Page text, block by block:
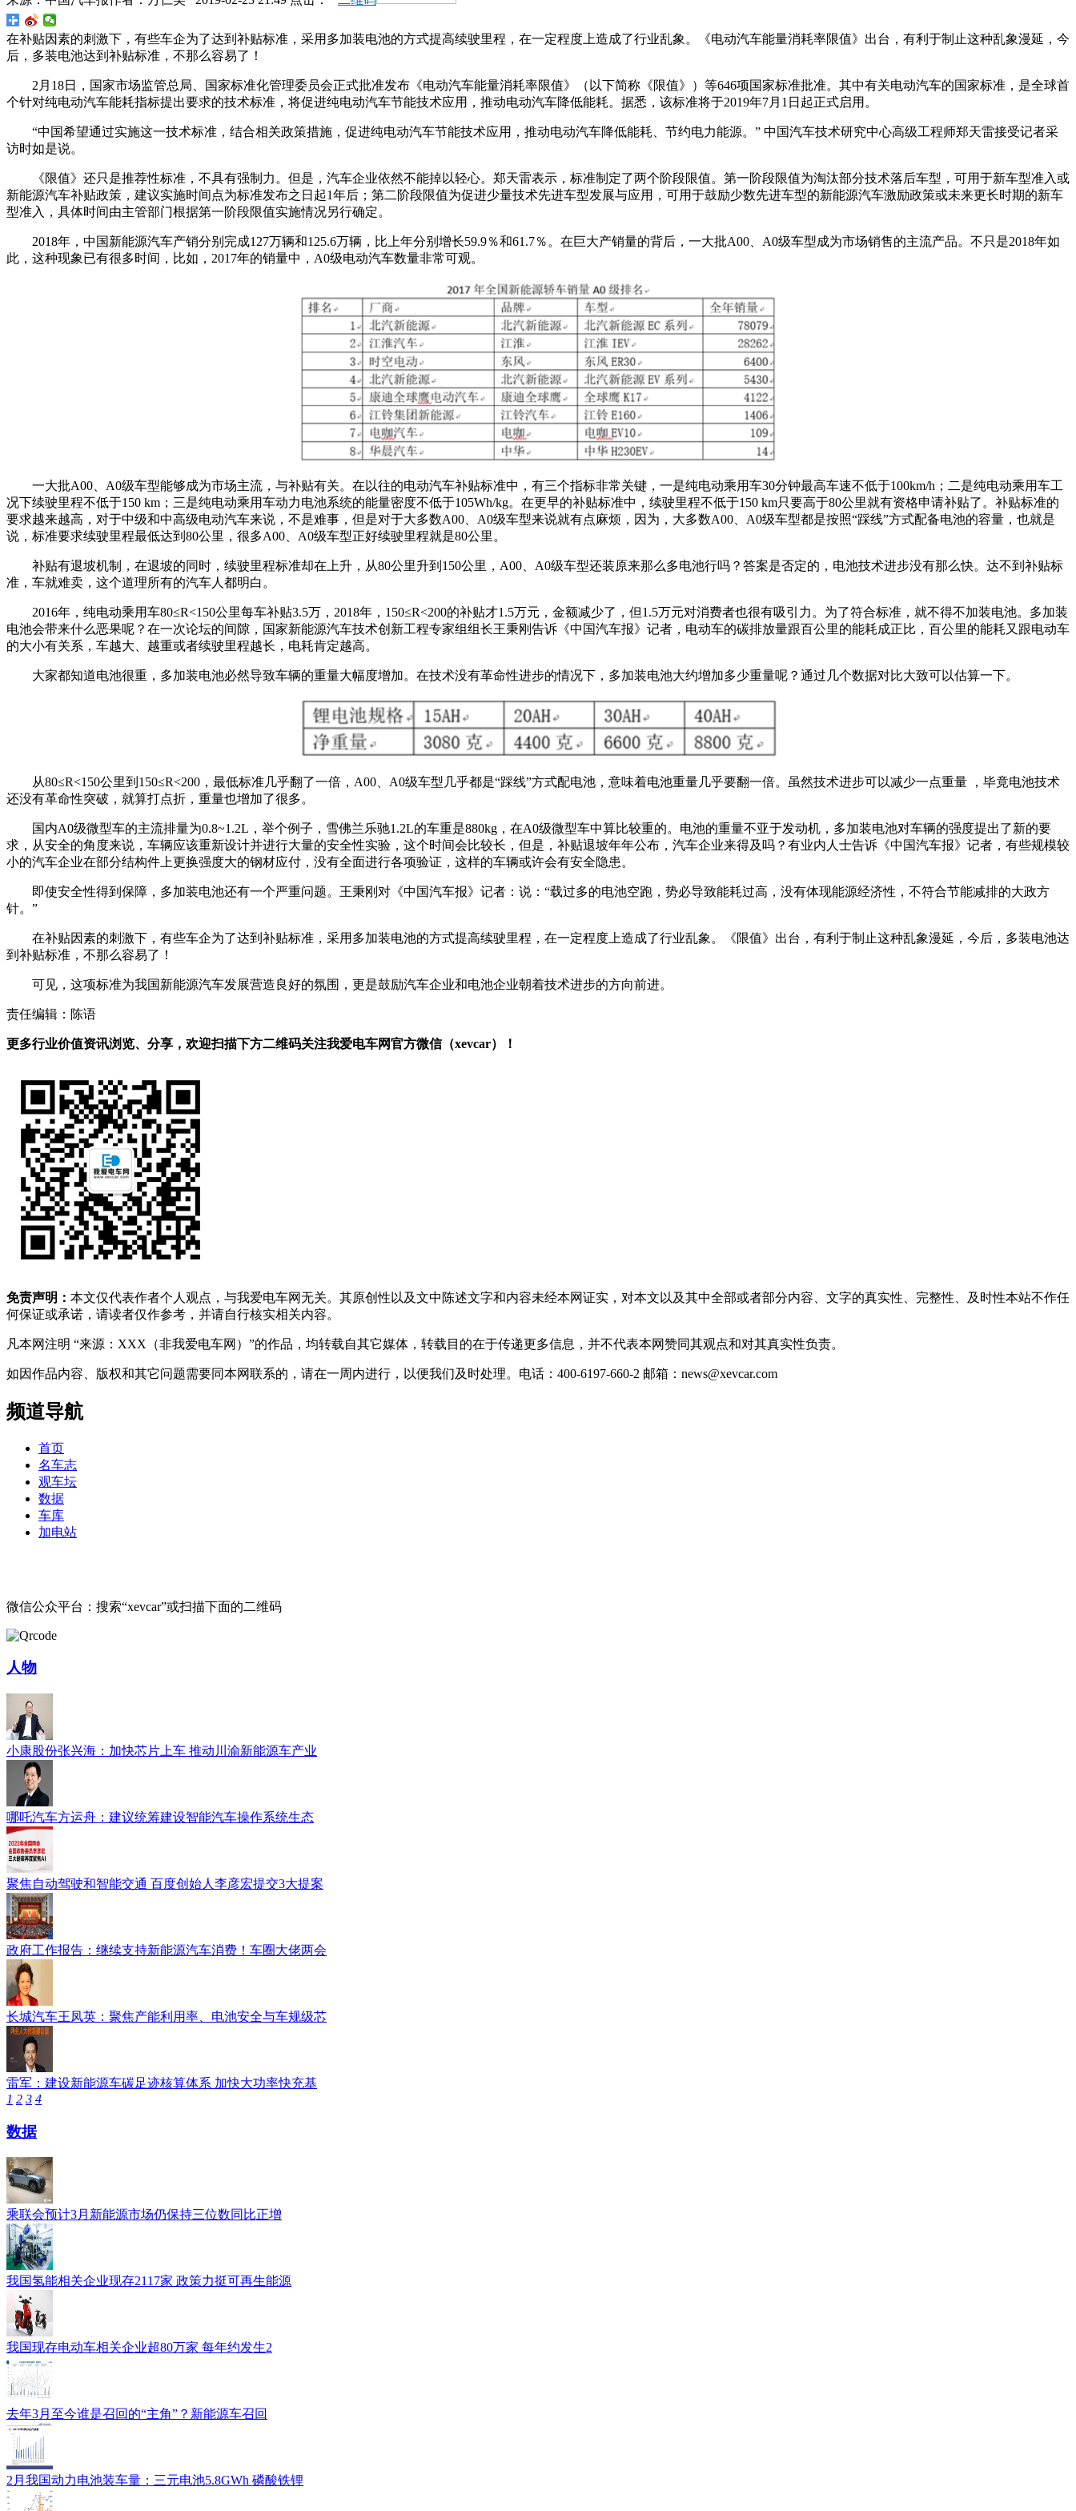
在补贴因素的刺激下，有些车企为了达到补贴标准，采用多加装电池的方式提高续驶里程，在一定程度上造成了行业乱象。《电动汽车能量消耗率限值》出台，有利于制止这种乱象漫延，今
后，多装电池达到补贴标准，不那么容易了！
2月18日，国家市场监管总局、国家标准化管理委员会正式批准发布《电动汽车能量消耗率限值》（以下简称《限值》）等646项国家标准批准。其中有关电动汽车的国家标准，是全球首
个针对纯电动汽车能耗指标提出要求的技术标准，将促进纯电动汽车节能技术应用，推动电动汽车降低能耗。据悉，该标准将于2019年7月1日起正式启用。
“中国希望通过实施这一技术标准，结合相关政策措施，促进纯电动汽车节能技术应用，推动电动汽车降低能耗、节约电力能源。” 中国汽车技术研究中心高级工程师郑天雷接受记者采
访时如是说。
《限值》还只是推荐性标准，不具有强制力。但是，汽车企业依然不能掉以轻心。郑天雷表示，标准制定了两个阶段限值。第一阶段限值为淘汰部分技术落后车型，可用于新车型准入或
新能源汽车补贴政策，建议实施时间点为标准发布之日起1年后；第二阶段限值为促进少量技术先进车型发展与应用，可用于鼓励少数先进车型的新能源汽车激励政策或未来更长时期的新车
型准入，具体时间由主管部门根据第一阶段限值实施情况另行确定。
2018年，中国新能源汽车产销分别完成127万辆和125.6万辆，比上年分别增长59.9％和61.7％。在巨大产销量的背后，一大批A00、A0级车型成为市场销售的主流产品。不只是2018年如
此，这种现象已有很多时间，比如，2017年的销量中，A0级电动汽车数量非常可观。
一大批A00、A0级车型能够成为市场主流，与补贴有关。在以往的电动汽车补贴标准中，有三个指标非常关键，一是纯电动乘用车30分钟最高车速不低于100km/h；二是纯电动乘用车工
况下续驶里程不低于150 km；三是纯电动乘用车动力电池系统的能量密度不低于105Wh/kg。在更早的补贴标准中，续驶里程不低于150 km只要高于80公里就有资格申请补贴了。补贴标准的
要求越来越高，对于中级和中高级电动汽车来说，不是难事，但是对于大多数A00、A0级车型来说就有点麻烦，因为，大多数A00、A0级车型都是按照“踩线”方式配备电池的容量，也就是
说，标准要求续驶里程最低达到80公里，很多A00、A0级车型正好续驶里程就是80公里。
补贴有退坡机制，在退坡的同时，续驶里程标准却在上升，从80公里升到150公里，A00、A0级车型还装原来那么多电池行吗？答案是否定的，电池技术进步没有那么快。达不到补贴标
准，车就难卖，这个道理所有的汽车人都明白。
2016年，纯电动乘用车80≤R<150公里每车补贴3.5万，2018年，150≤R<200的补贴才1.5万元，金额减少了，但1.5万元对消费者也很有吸引力。为了符合标准，就不得不加装电池。多加装
电池会带来什么恶果呢？在一次论坛的间隙，国家新能源汽车技术创新工程专家组组长王秉刚告诉《中国汽车报》记者，电动车的碳排放量跟百公里的能耗成正比，百公里的能耗又跟电动车
的大小有关系，车越大、越重或者续驶里程越长，电耗肯定越高。
大家都知道电池很重，多加装电池必然导致车辆的重量大幅度增加。在技术没有革命性进步的情况下，多加装电池大约增加多少重量呢？通过几个数据对比大致可以估算一下。
从80≤R<150公里到150≤R<200，最低标准几乎翻了一倍，A00、A0级车型几乎都是“踩线”方式配电池，意味着电池重量几乎要翻一倍。虽然技术进步可以减少一点重量 ，毕竟电池技术
还没有革命性突破，就算打点折，重量也增加了很多。
国内A0级微型车的主流排量为0.8~1.2L，举个例子，雪佛兰乐驰1.2L的车重是880kg，在A0级微型车中算比较重的。电池的重量不亚于发动机，多加装电池对车辆的强度提出了新的要
求，从安全的角度来说，车辆应该重新设计并进行大量的安全性实验，这个时间会比较长，但是，补贴退坡年年公布，汽车企业来得及吗？有业内人士告诉《中国汽车报》记者，有些规模较
小的汽车企业在部分结构件上更换强度大的钢材应付，没有全面进行各项验证，这样的车辆或许会有安全隐患。
即使安全性得到保障，多加装电池还有一个严重问题。王秉刚对《中国汽车报》记者：说：“载过多的电池空跑，势必导致能耗过高，没有体现能源经济性，不符合节能减排的大政方
针。”
在补贴因素的刺激下，有些车企为了达到补贴标准，采用多加装电池的方式提高续驶里程，在一定程度上造成了行业乱象。《限值》出台，有利于制止这种乱象漫延，今后，多装电池达
到补贴标准，不那么容易了！
可见，这项标准为我国新能源汽车发展营造良好的氛围，更是鼓励汽车企业和电池企业朝着技术进步的方向前进。
责任编辑：陈语
更多行业价值资讯浏览、分享，欢迎扫描下方二维码关注我爱电车网官方微信（xevcar）！
免责声明： 本文仅代表作者个人观点，与我爱电车网无关。其原创性以及文中陈述文字和内容未经本网证实，对本文以及其中全部或者部分内容、文字的真实性、完整性、及时性本站不作任
何保证或承诺，请读者仅作参考，并请自行核实相关内容。
凡本网注明 “来源：XXX（非我爱电车网）”的作品，均转载自其它媒体，转载目的在于传递更多信息，并不代表本网赞同其观点和对其真实性负责。
如因作品内容、版权和其它问题需要同本网联系的，请在一周内进行，以便我们及时处理。电话：400-6197-660-2 邮箱：news@xevcar.com
频道导航
首页
名车志
观车坛
数据
车库
加电站
微信公众平台：搜索“xevcar”或扫描下面的二维码
人物
小康股份张兴海：加快芯片上车 推动川渝新能源车产业
哪吒汽车方运舟：建议统筹建设智能汽车操作系统生态
聚焦自动驾驶和智能交通 百度创始人李彦宏提交3大提案
政府工作报告：继续支持新能源汽车消费！车圈大佬两会
长城汽车王凤英：聚焦产能利用率、电池安全与车规级芯
雷军：建设新能源车碳足迹核算体系 加快大功率快充基
1 2 3 4
数据
乘联会预计3月新能源市场仍保持三位数同比正增
我国氢能相关企业现存2117家 政策力挺可再生能源
我国现存电动车相关企业超80万家 每年约发生2
去年3月至今谁是召回的“主角”？新能源车召回
2月我国动力电池装车量：三元电池5.8GWh 磷酸铁锂